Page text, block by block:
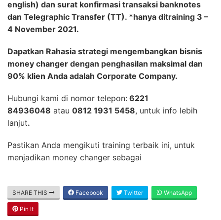
english) dan surat konfirmasi transaksi banknotes
dan Telegraphic Transfer (TT). *hanya ditraining 3 –
4 November 2021.
Dapatkan Rahasia strategi mengembangkan bisnis
money changer dengan penghasilan maksimal dan
90% klien Anda adalah Corporate Company.
Hubungi kami di nomor telepon: 6221
84936048 atau 0812 1931 5458, untuk info lebih
lanjut.
Pastikan Anda mengikuti training terbaik ini, untuk
menjadikan money changer sebagai
SHARE THIS Facebook Twitter WhatsApp
Pin It